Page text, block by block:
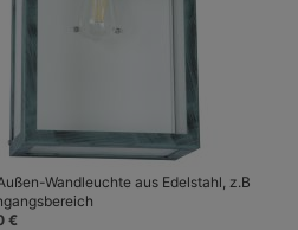
Wandleuchte aus Edelstahl, z.B
€